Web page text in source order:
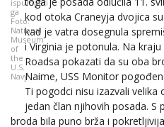
ispumpati
ga
Foto:
National
Museum
of
the
U.S.
Navy
kod otoka Craneyja dvojica
kad je vatra dosegnula
i Virginia je potonula. Na
Roadsa pokazati da su oba
Naime, USS Monitor
Ti pogodci nisu izazvali
jedan član njihovih posada. S
broda bila puno brža i